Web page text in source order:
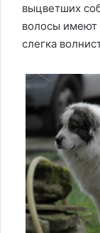
выцветших
волосы имеют
слегка